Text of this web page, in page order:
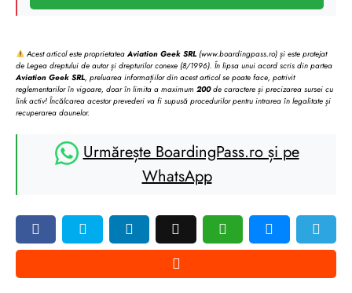
Acest articol este proprietateaAviation Geek SRL (www.boardingpass.ro) și este protejat
de Legea dreptului de autor și drepturilor conexe (8/1996). În lipsa unui acord scris din partea
Aviation Geek SRL, preluarea informațiilor din acest articol se poate face, potrivit
reglementarilor în vigoare, doar în limita a maximum 200de caractere și precizarea sursei cu
link activ! Încălcarea acestor prevederi va fi supusă procedurilor pentru intrarea în legalitate și
recuperarea daunelor.
Urmărește BoardingPass.ro și pe
WhatsApp